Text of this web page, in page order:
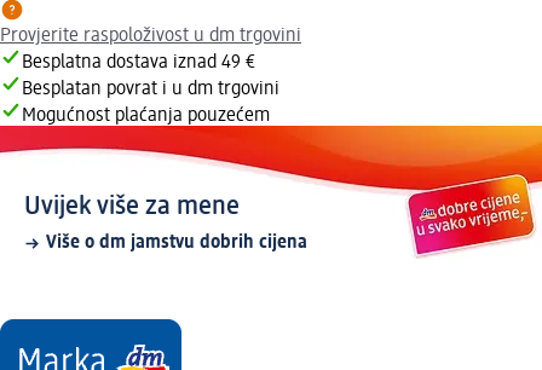
Provjerite raspoloživost u dm trgovini
Besplatna dostava iznad 49 €
Besplatan povrat i u dm trgovini
Mogućnost plaćanja pouzećem
Uvijek više za mene
Više o dm jamstvu dobrih cijena